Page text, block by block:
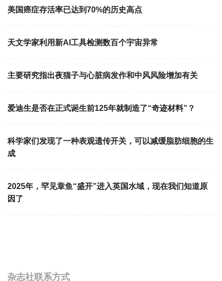
美国癌症存活率已达到70%的历史高点
天文学家利用新AI工具检测数百个宇宙异常
主要研究指出夜猫子与心脏病发作和中风风险增加有关
爱迪生是否在正式诞生前125年就制造了“奇迹材料”？
科学家们发现了一种表观遗传开关，可以减缓脂肪细胞的生
成
2025年，罕见章鱼“盛开”进入英国水域，现在我们知道原
因了
杂志社联系方式